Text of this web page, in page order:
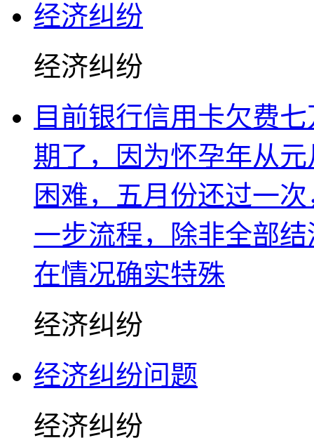
经济纠纷
经济纠纷
目前银行信用卡欠费
期了，因为怀孕年从
困难，五月份还过一
一步流程，除非全部
在情况确实特殊
经济纠纷
经济纠纷问题
经济纠纷